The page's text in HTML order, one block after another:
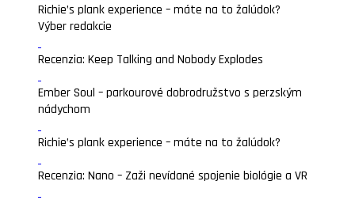
Richie’s plank experience – máte na to žalúdok?
Výber redakcie
Recenzia: Keep Talking and Nobody Explodes
Ember Soul – parkourové dobrodružstvo s perzským
nádychom
Richie’s plank experience – máte na to žalúdok?
Recenzia: Nano – Zaži nevídané spojenie biológie a VR